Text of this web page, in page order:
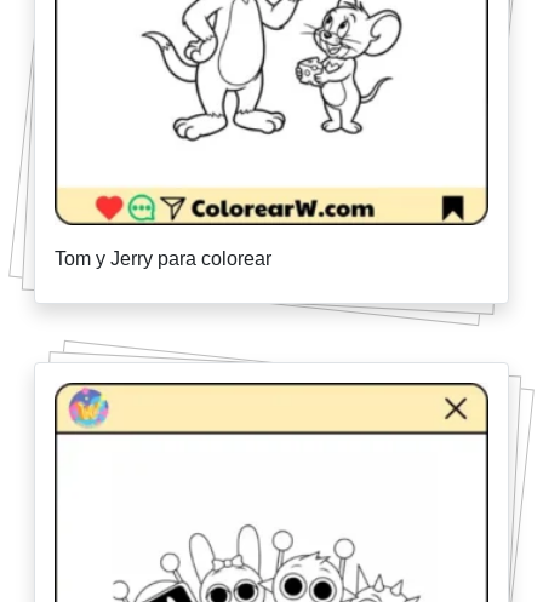
Tom y Jerry para colorear